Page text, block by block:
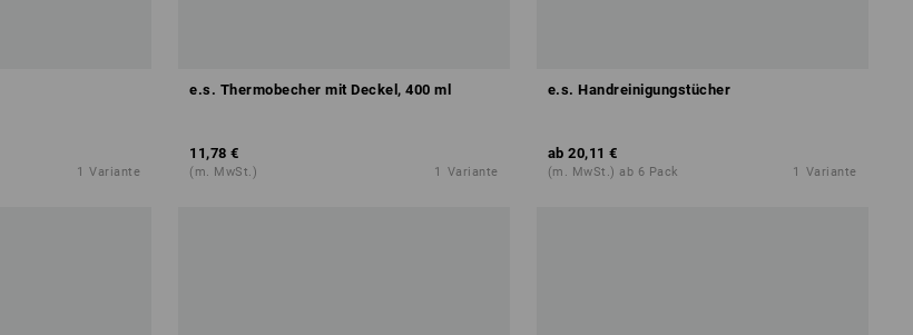
1 Variante
e.s. Thermobecher mit Deckel, 400 ml
11,78 €
(m. MwSt.) 1 Variante
e.s. Handreinigungstücher
ab 20,11 €
(m. MwSt.) ab 6 Pack 1 Variante